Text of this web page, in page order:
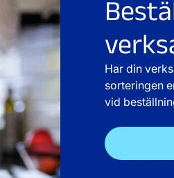
Har din
sorteringen
vid